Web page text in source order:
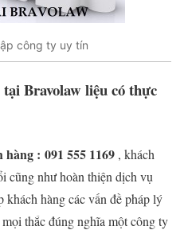
công ty uy tín
Bravolaw liệu có thực
hàng : 091 555 1169 , khách
cũng như hoàn thiện dịch vụ
khách hàng các vấn đề pháp lý
thắc đúng nghĩa một công ty